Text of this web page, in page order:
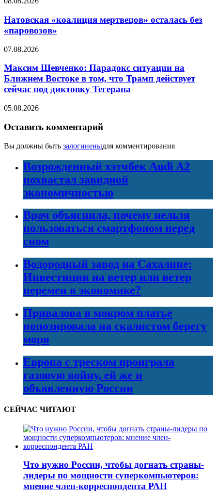
Натовская «коалиция мертвецов» осталась без
«паровозов»
07.08.2026
Максим Шевченко: Парадокс ситуации на
Ближнем Востоке в том, что Трамп действует
сейчас под диктовку Тегерана
05.08.2026
Оставить комментарий
Вы должны быть залогиненыдля комментирования
Возрожденный хэтчбек Audi A2
похвастал завидной
экономичностью
Врач объяснила, почему нельзя
пользоваться смартфоном перед
сном
Водородный завод на Сахалине:
Инвестиции на ветер или ветер
перемен в экономике?
Привалова в мокром платье
попозировала на скалистом берегу
моря
Европа с треском проиграла
газовую войну, ей же и
объявленную России
СЕЙЧАС ЧИТАЮТ
Что нужно России, чтобы догнать страны-
лидеры по мощности суперкомпьютеров:
мнение член-корреспондента РАН